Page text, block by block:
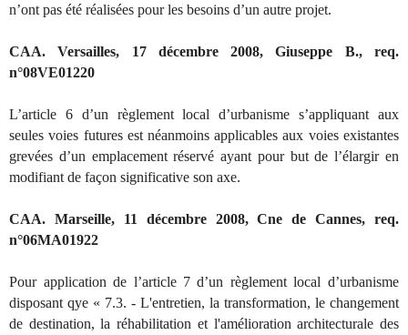
n’ont pas été réalisées pour les besoins d’un autre projet.
CAA. Versailles, 17 décembre 2008, Giuseppe B., req.
n°08VE01220
L’article 6 d’un règlement local d’urbanisme s’appliquant aux
seules voies futures est néanmoins applicables aux voies existantes
grevées d’un emplacement réservé ayant pour but de l’élargir en
modifiant de façon significative son axe.
CAA. Marseille, 11 décembre 2008, Cne de Cannes, req.
n°06MA01922
Pour application de l’article 7 d’un règlement local d’urbanisme
disposant qye « 7.3. - L'entretien, la transformation, le changement
de destination, la réhabilitation et l'amélioration architecturale des